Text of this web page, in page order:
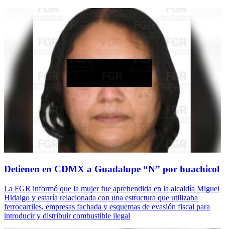
Detienen en CDMX a Guadalupe “N” por huachicol
La FGR informó que la mujer fue aprehendida en la alcaldía Miguel
Hidalgo y estaría relacionada con una estructura que utilizaba
ferrocarriles, empresas fachada y esquemas de evasión fiscal para
introducir y distribuir combustible ilegal